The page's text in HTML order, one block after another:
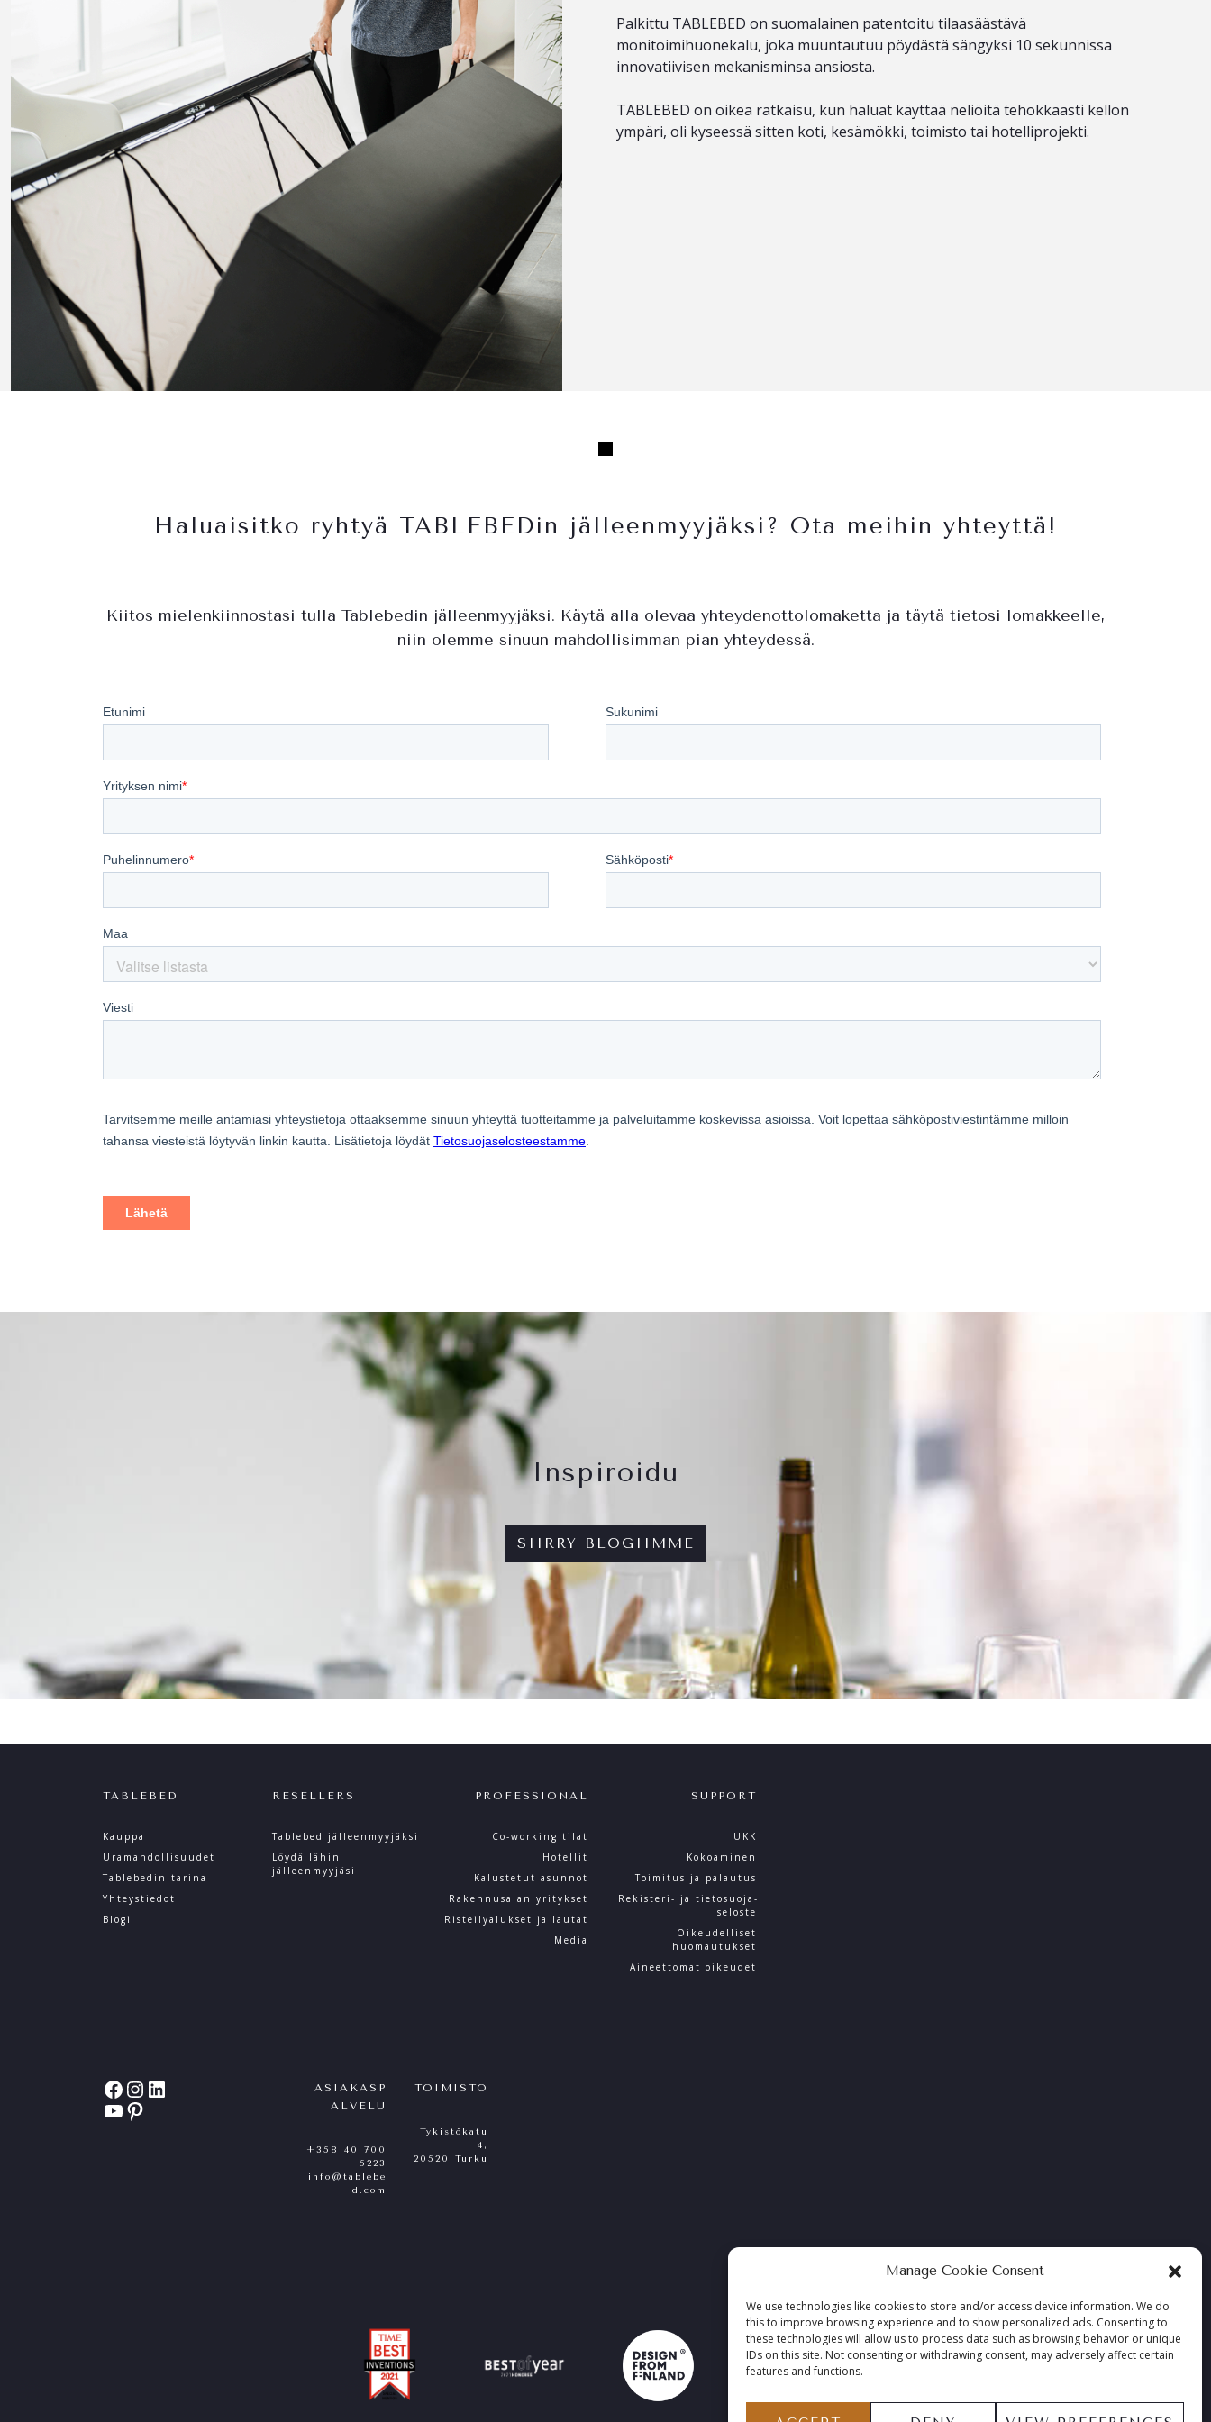
Manage Cookie Consent
We use technologies like cookies to store and/or access device information. We do
this to improve browsing experience and to show personalized ads. Consenting to
these technologies will allow us to process data such as browsing behavior or unique
IDs on this site. Not consenting or withdrawing consent, may adversely affect certain
features and functions.
Palkittu TABLEBED on suomalainen patentoitu tilaasäästävä
monitoimihuonekalu, joka muuntautuu pöydästä sängyksi 10 sekunnissa
innovatiivisen mekanisminsa ansiosta.
TABLEBED on oikea ratkaisu, kun haluat käyttää neliöitä tehokkaasti kellon
ympäri, oli kyseessä sitten koti, kesämökki, toimisto tai hotelliprojekti.
Haluaisitko ryhtyä TABLEBEDin jälleenmyyjäksi? Ota meihin yhteyttä!
Kiitos mielenkiinnostasi tulla Tablebedin jälleenmyyjäksi. Käytä alla olevaa yhteydenottolomaketta ja täytä tietosi lomakkeelle,
niin olemme sinuun mahdollisimman pian yhteydessä.
Inspiroidu
SIIRRY BLOGIIMME
TABLEBED
Kauppa
Uramahdollisuudet
Tablebedin tarina
Yhteystiedot
Blogi
RESELLERS
Tablebed jälleenmyyjäksi
Löydä lähin
jälleenmyyjäsi
PROFESSIONAL
Co-working tilat
Hotellit
Kalustetut asunnot
Rakennusalan yritykset
Risteilyalukset ja lautat
Media
SUPPORT
UKK
Kokoaminen
Toimitus ja palautus
Rekisteri- ja tietosuoja­
seloste
Oikeudelliset
huomautukset
Aineettomat oikeudet
Facebook
Instagram
LinkedIn
YouTube
Pinterest
ASIAKASP
ALVELU
+358 40 700
5223
info@tablebe
d.com
TOIMISTO
Tykistökatu
4,
20520 Turku